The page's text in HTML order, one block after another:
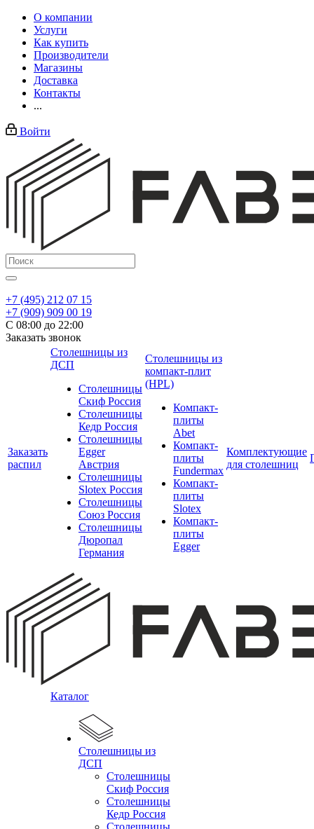
О компании
Услуги
Как купить
Производители
Магазины
Доставка
Контакты
...
Войти
+7 (495) 212 07 15
+7 (909) 909 00 19
С 08:00 до 22:00
Заказать звонок
Заказать
распил
Столешницы из
ДСП
Столешницы
Скиф Россия
Столешницы
Кедр Россия
Столешницы
Egger
Австрия
Столешницы
Slotex Россия
Столешницы
Союз Россия
Столешницы
Дюропал
Германия
Столешницы из
компакт-плит
(HPL)
Компакт-
плиты
Abet
Компакт-
плиты
Fundermax
Компакт-
плиты
Slotex
Компакт-
плиты
Egger
Комплектующие
для столешниц
Каталог
Столешницы из
ДСП
Столешницы
Скиф Россия
Столешницы
Кедр Россия
Столешницы